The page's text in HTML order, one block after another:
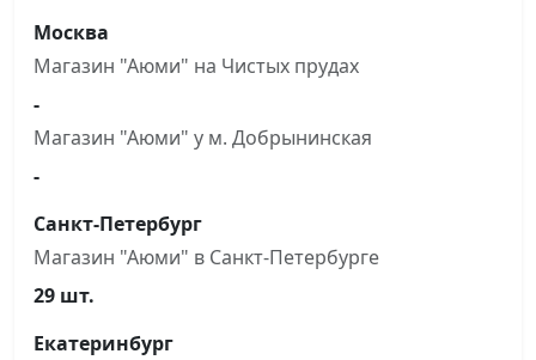
Москва
Магазин "Аюми" на Чистыx прудах
-
Магазин "Аюми" у м. Добрынинская
-
Санкт-Петербург
Магазин "Аюми" в Санкт-Петербурге
29 шт.
Екатеринбург